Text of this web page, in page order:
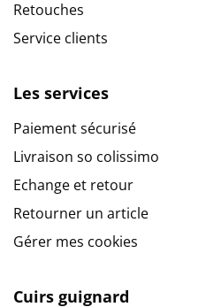
Retouches
Service clients
Les services
Paiement sécurisé
Livraison so colissimo
Echange et retour
Retourner un article
Gérer mes cookies
Cuirs guignard